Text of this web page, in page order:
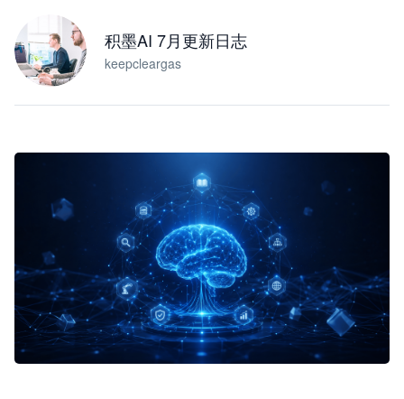
积墨AI 7月更新日志
keepcleargas